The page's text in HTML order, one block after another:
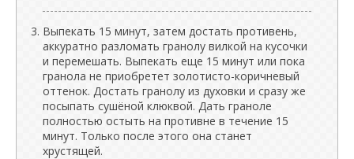
Выпекать 15 минут, затем достать противень,
аккуратно разломать гранолу вилкой на кусочки
и перемешать. Выпекать еще 15 минут или пока
гранола не приобретет золотисто-коричневый
оттенок. Достать гранолу из духовки и сразу же
посыпать сушёной клюквой. Дать граноле
полностью остыть на противне в течение 15
минут. Только после этого она станет
хрустящей.